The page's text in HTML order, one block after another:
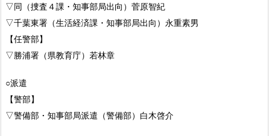
▽同（捜査４課・知事部局出向）菅原智紀
▽千葉東署（生活経済課・知事部局出向）永重素男
【任警部】
▽勝浦署（県教育庁）若林章
○派遣
【警部】
▽警備部・知事部局派遣（警備部）白木啓介